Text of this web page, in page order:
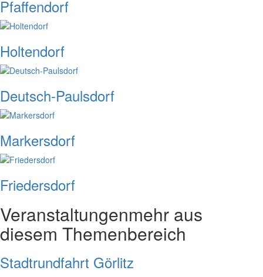
Pfaffendorf
Holtendorf
Deutsch-Paulsdorf
Markersdorf
Friedersdorf
Veranstaltungenmehr aus
diesem Themenbereich
Stadtrundfahrt Görlitz